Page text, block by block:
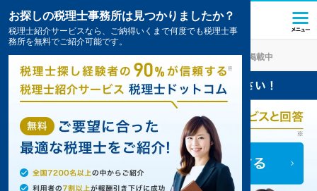
大網白里の税理士・会計事務所の一覧9件掲載中
お探しの税理士事務所は見つかりましたか？
税理士紹介サービスなら、ご納得いくまで何度でも税理士事
務所を無料でご紹介可能です。